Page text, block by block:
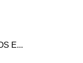
E...